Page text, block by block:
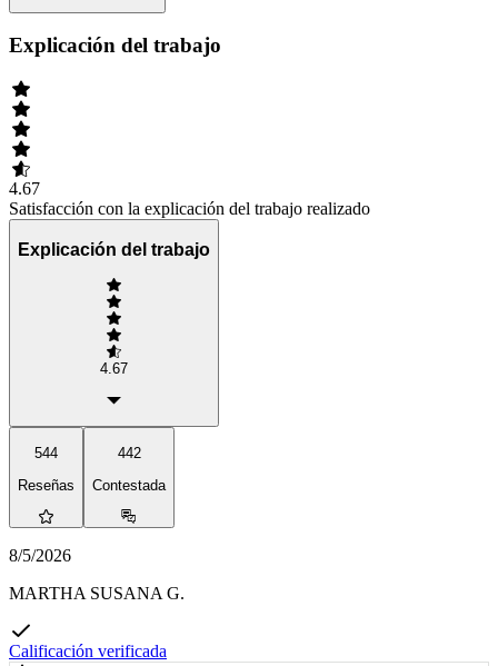
Explicación del trabajo
4.67
Satisfacción con la explicación del trabajo realizado
Explicación del trabajo
4.67
544
Reseñas
442
Contestada
8/5/2026
MARTHA SUSANA G.
Calificación verificada